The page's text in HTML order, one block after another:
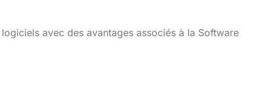
avec des avantages associés à la Software